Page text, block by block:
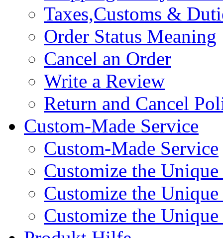
Taxes,Customs &
Order Status Meaning
Cancel an Order
Write a Review
Return and Cancel
Custom-Made Service
Custom-Made Service
Customize the
Customize the Unique
Customize the Unique